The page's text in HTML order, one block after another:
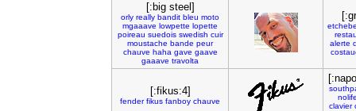
[:big steel]
orly really bandit bleu moto
mgaaave lowpette lopette
poireau suedois swedish cuir
moustache bande peur
chauve haha gave gaave
gaaave travolta
alerte
[:fikus:4]
fender fikus fanboy chauve
clavier